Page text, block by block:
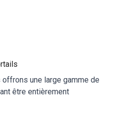
offrons une large gamme de
être entièrement